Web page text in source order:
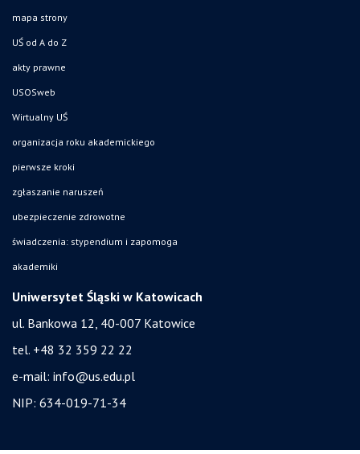
mapa strony
UŚ od A do Z
akty prawne
USOSweb
Wirtualny UŚ
organizacja roku akademickiego
pierwsze kroki
zgłaszanie naruszeń
ubezpieczenie zdrowotne
świadczenia: stypendium i zapomoga
akademiki
Uniwersytet Śląski w Katowicach
ul. Bankowa 12, 40-007 Katowice
tel. +48 32 359 22 22
e-mail: info@us.edu.pl
NIP: 634-019-71-34